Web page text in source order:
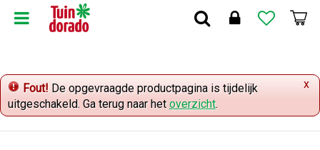
r
o
n
x
Fout! De opgevraagde productpagina is tijdelijk
uitgeschakeld. Ga terug naar hetoverzicht.